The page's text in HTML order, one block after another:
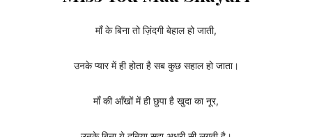
माँ के बिना तो ज़िंदगी बेहाल हो जाती,
उनके प्यार में ही होता है सब कुछ सहाल हो जाता।
माँ की आँखों में ही छुपा है खुदा का नूर,